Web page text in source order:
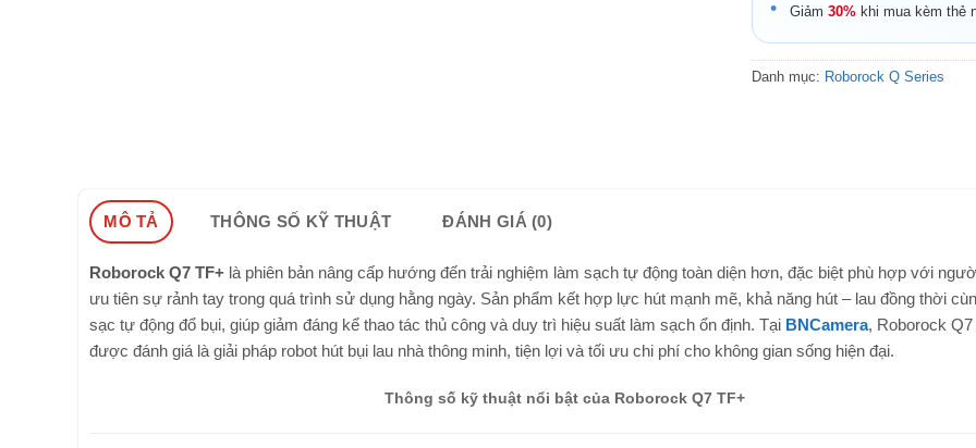
Giảm 30% khi mua kèm thẻ
Danh mục: Roborock Q Series
MÔ TẢ THÔNG SỐ KỸ THUẬT ĐÁNH GIÁ (0)
Roborock Q7 TF+ là phiên bản nâng cấp hướng đến trải nghiệm làm sạch tự động toàn diện hơn, đặc biệt phù hợp với
ưu tiên sự rảnh tay trong quá trình sử dụng hằng ngày. Sản phẩm kết hợp lực hút mạnh mẽ, khả năng hút – lau đồng thời
sạc tự động đổ bụi, giúp giảm đáng kể thao tác thủ công và duy trì hiệu suất làm sạch ổn định. Tại BNCamera, Roborock Q7
được đánh giá là giải pháp robot hút bụi lau nhà thông minh, tiện lợi và tối ưu chi phí cho không gian sống hiện đại.
Thông số kỹ thuật nổi bật của Roborock Q7 TF+